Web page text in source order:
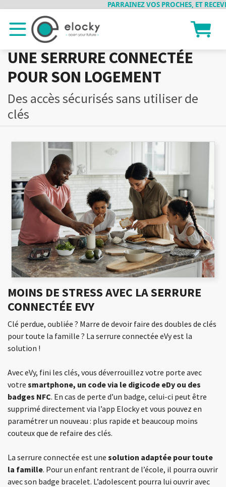
PARRAINEZ VOS PROCHES, ET
UNE SERRURE CONNECTÉE
POUR SON LOGEMENT
Des accès sécurisés sans utiliser de
clés
MOINS DE STRESS AVEC LA SERRURE
CONNECTÉE EVY
Clé perdue, oubliée ? Marre de devoir faire des doubles de clés
pour toute la famille ? La serrure connectée eVy est la
solution !
Avec eVy, fini les clés, vous déverrouillez votre porte avec
votre smartphone, un code via le digicode eDy ou des
badges NFC. En cas de perte d’un badge, celui-ci peut être
supprimé directement via l’app Elocky et vous pouvez en
paramétrer un nouveau : plus rapide et beaucoup moins
couteux que de refaire des clés.
La serrure connectée est une solution adaptée pour toute
la famille. Pour un enfant rentrant de l’école, il pourra ouvrir
avec son badge bracelet. L’adolescent pourra lui ouvrir avec